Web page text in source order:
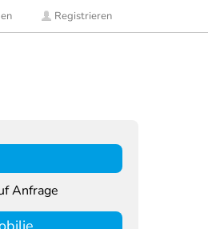
Registrieren
Anfrage